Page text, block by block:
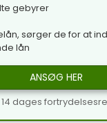
gebyrer
sørger de for at
lån
ANSØG HER
14 dages